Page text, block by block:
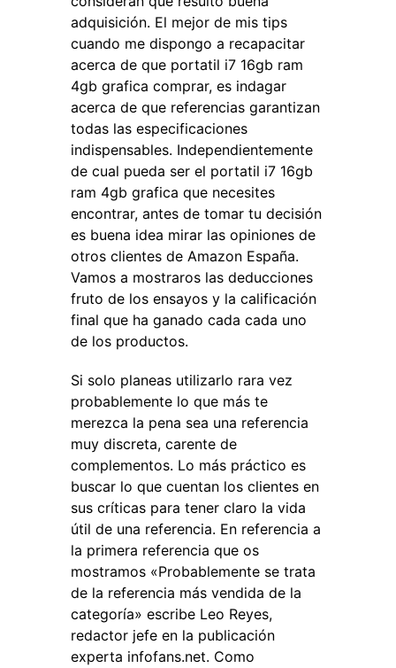
adquisición. El mejor de mis tips
cuando me dispongo a recapacitar
acerca de que portatil i7 16gb ram
4gb grafica comprar, es indagar
acerca de que referencias garantizan
todas las especificaciones
indispensables. Independientemente
de cual pueda ser el portatil i7 16gb
ram 4gb grafica que necesites
encontrar, antes de tomar tu decisión
es buena idea mirar las opiniones de
otros clientes de Amazon España.
Vamos a mostraros las deducciones
fruto de los ensayos y la calificación
final que ha ganado cada cada uno
de los productos.
Si solo planeas utilizarlo rara vez
probablemente lo que más te
merezca la pena sea una referencia
muy discreta, carente de
complementos. Lo más práctico es
buscar lo que cuentan los clientes en
sus críticas para tener claro la vida
útil de una referencia. En referencia a
la primera referencia que os
mostramos «Probablemente se trata
de la referencia más vendida de la
categoría» escribe Leo Reyes,
redactor jefe en la publicación
experta infofans.net. Como